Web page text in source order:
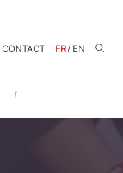
CONTACT FR/EN